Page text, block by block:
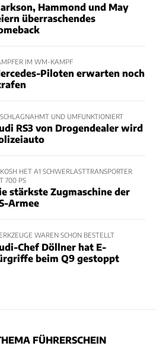
Hammond und May
überraschendes
IM WM-KAMPF
Piloten erwarten noch
UND UMFUNKTIONIERT
RS3 von Drogendealer wird
HET A1 SCHWERLASTTRANSPORTER
700 PS
stärkste Zugmaschine der
Armee
WAREN SCHON BESTELLT
Chef Döllner hat E-
beim Q9 gestoppt
FÜHRERSCHEIN